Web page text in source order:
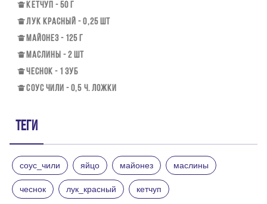
КЕТЧУП - 50 Г
ЛУК КРАСНЫЙ - 0,25 ШТ
МАЙОНЕЗ - 125 Г
МАСЛИНЫ - 2 ШТ
ЧЕСНОК - 1 ЗУБ
СОУС ЧИЛИ - 0,5 Ч. ЛОЖКИ
Теги
соус_чили яйцо майонез маслины
чеснок лук_красный кетчуп